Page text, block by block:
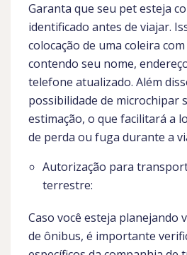
Garanta que seu pet esteja
identificado antes de viajar.
colocação de uma coleira
contendo seu nome,
telefone atualizado. Além
possibilidade de microchipar
estimação, o que facilitará a
de perda ou fuga durante a
Autorização para
terrestre:
Caso você esteja planejando
de ônibus, é importante